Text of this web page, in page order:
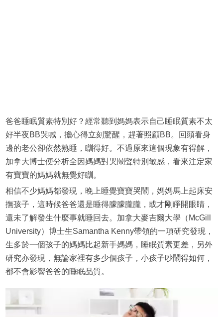
爸爸睡眠質素特別好？經常聽到媽媽表示自己睡眠質素不太
好半夜BB哭喊，擔心得立刻驚醒，趕著照顧BB。回頭看身
邊的老公卻依然熟睡，瞓得好。不過原來這個現象有得解，
加拿大博士便分析全因媽媽對哭鬧聲特別敏感，看來注定家
有寶寶的媽媽就無覺好瞓。
相信不少媽媽都發現，晚上睡覺寶寶哭鬧，媽媽馬上起床安
撫孩子，這時候爸爸還是睡得朦朦朧朧，或才剛睜開眼睛，
還未了解發生什麼事就睡回去。加拿大麥吉爾大學（McGill
University）博士生Samantha Kenny帶領的一項研究發現，
生多於一個孩子的媽媽比起新手媽媽，睡眠質素更差，另外
研究亦發現，無論家裡有多少個孩子，小孩子吵鬧得如何，
都不會影響爸爸的睡眠品質。